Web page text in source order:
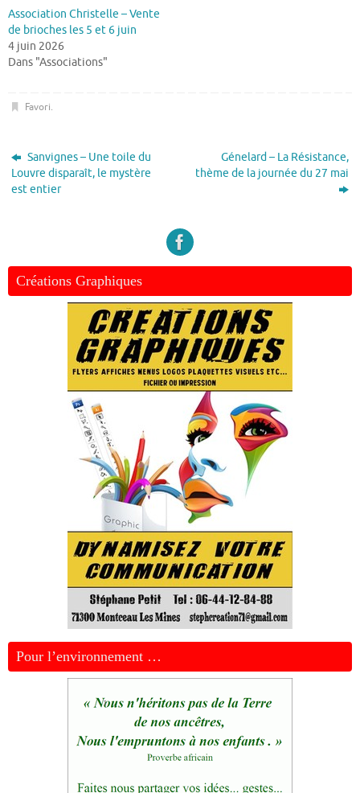
Association Christelle – Vente
de brioches les 5 et 6 juin
4 juin 2026
Dans "Associations"
Favori.
Sanvignes – Une toile du
Louvre disparaît, le mystère
est entier
Génelard – La Résistance,
thème de la journée du 27 mai
Créations Graphiques
Pour l’environnement …